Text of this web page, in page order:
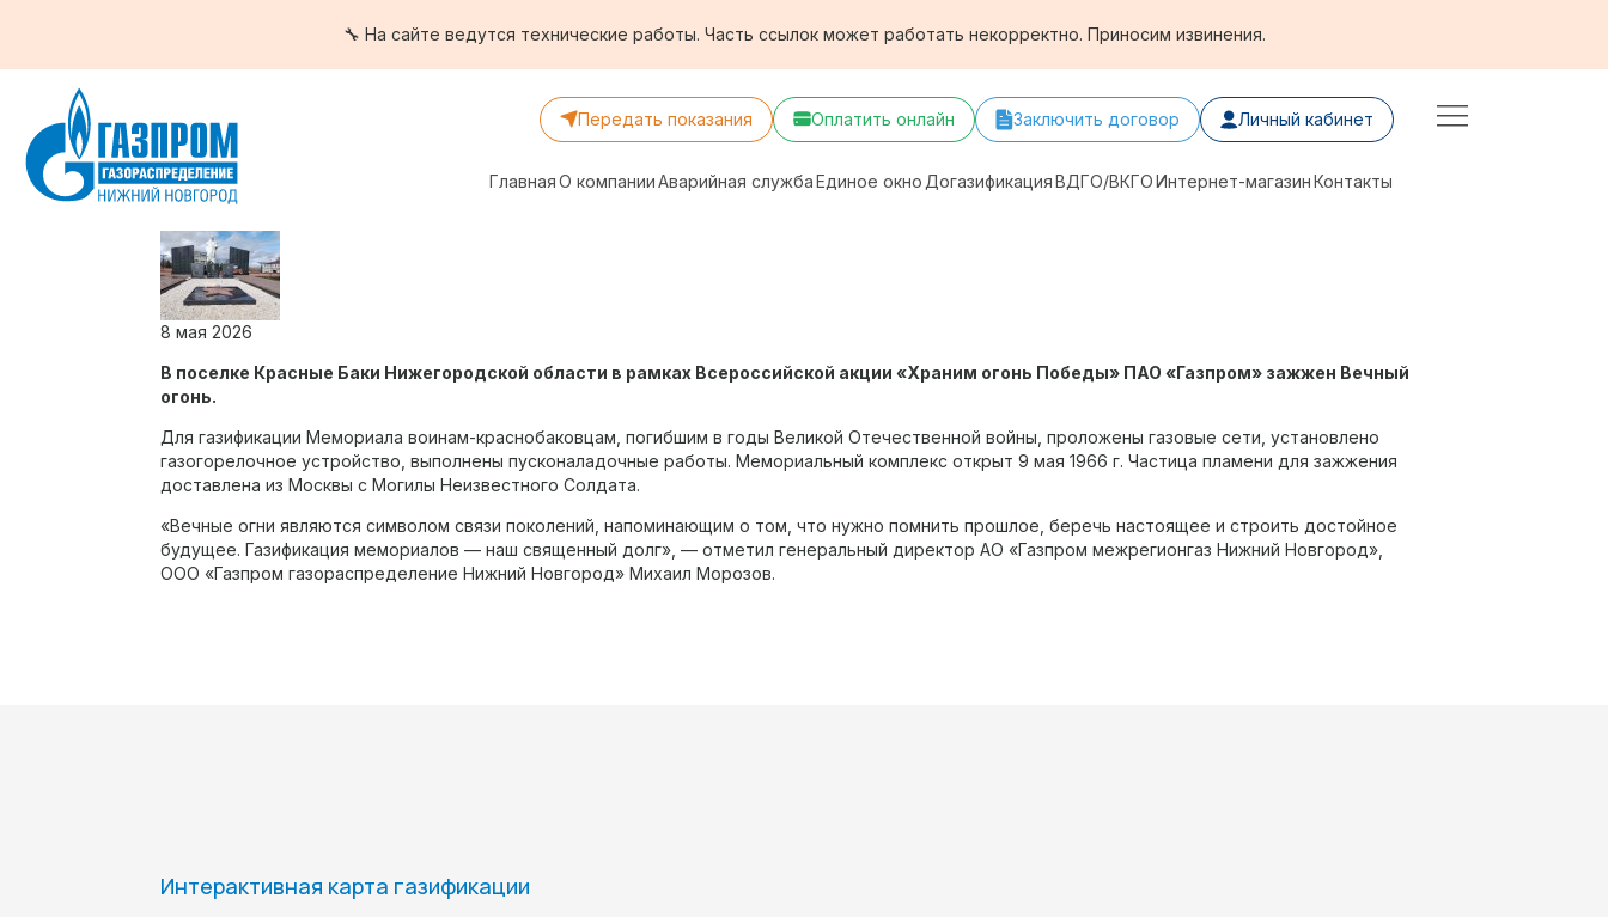
🔧 На сайте ведутся технические работы. Часть ссылок может работать некорректно. Приносим извинения.
Передать показания Оплатить онлайн Заключить договор Личный кабинет
Главная О компании Аварийная служба Единое окно Догазификация ВДГО/ВКГО Интернет-магазин Контакты
8 мая 2026
В поселке Красные Баки Нижегородской области в рамках Всероссийской акции «Храним огонь Победы» ПАО «Газпром» зажжен Вечный
огонь.
ДлягазификацииМемориала воинам-краснобаковцам, погибшим в годы Великой Отечественной войны, проложены газовые сети, установлено
газогорелочное устройство, выполнены пусконаладочные работы. Мемориальный комплекс открыт 9 мая 1966 г. Частица пламени для зажжения
доставлена из Москвы с Могилы Неизвестного Солдата.
«Вечные огни являются символом связи поколений, напоминающим о том, что нужно помнить прошлое, беречь настоящее и строить достойное
будущее. Газификация мемориалов — наш священный долг», — отметил генеральный директор АО «Газпром межрегионгаз Нижний Новгород»,
ООО «Газпром газораспределение Нижний Новгород» Михаил Морозов.
Интерактивная карта газификации